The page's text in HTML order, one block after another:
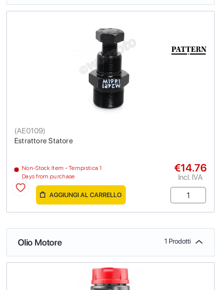
Estrattore Statore
(AE0109)
Non-Stock Item - Tempistica 1
Days from purchase
€14.76
Incl. IVA
AGGIUNGI AL CARRELLO
Olio Motore 1 Prodotti